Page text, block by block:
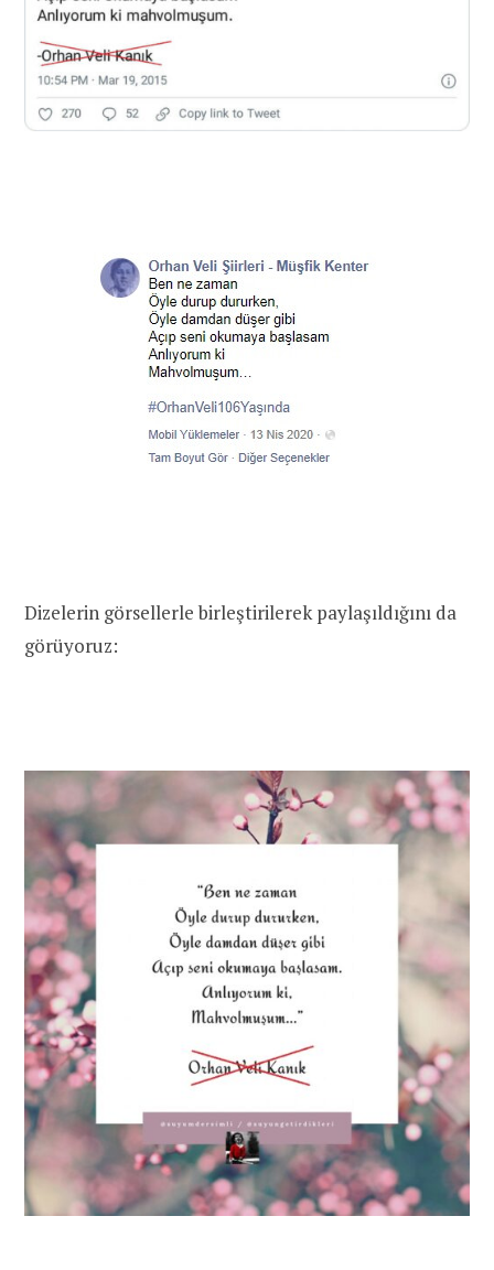
Dizelerin görsellerle birleştirilerek paylaşıldığını da
görüyoruz: